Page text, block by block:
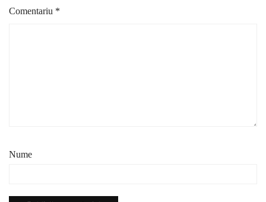
Comentariu *
Nume